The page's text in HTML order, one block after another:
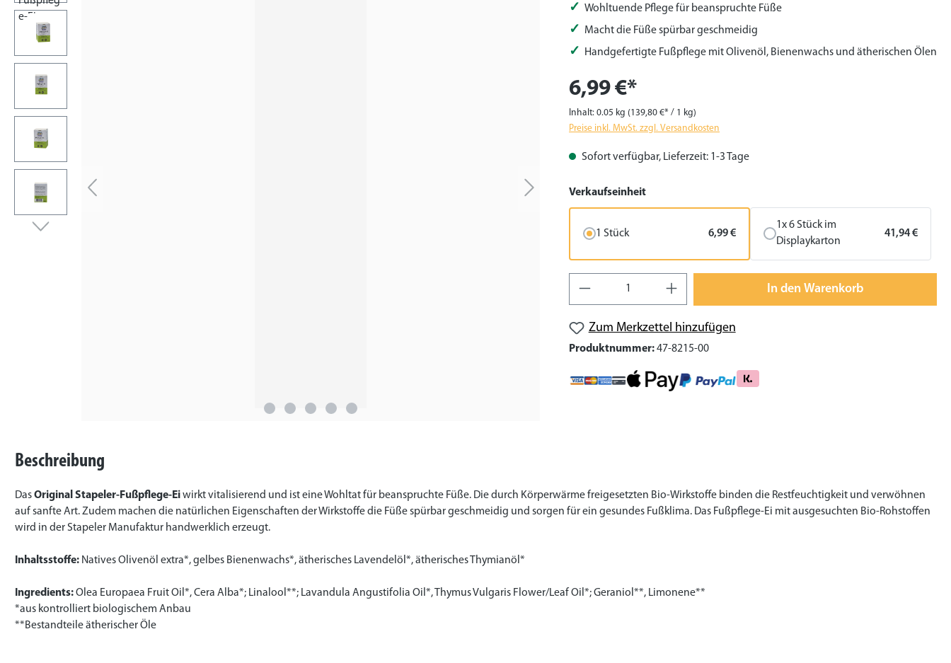
Wohltuende Pflege für beanspruchte Füße
Macht die Füße spürbar geschmeidig
Handgefertigte Fußpflege mit Olivenöl, Bienenwachs und ätherischen Ölen
6,99 €*
Inhalt: 0.05 kg (139,80 €* / 1 kg)
Preise inkl. MwSt. zzgl. Versandkosten
Sofort verfügbar, Lieferzeit: 1-3 Tage
Verkaufseinheitauswählen
1 Stück 6,99 €
1x 6 Stück im
Displaykarton
41,94 €
Produkt Anzahl: Gib den gewünschten Wert
In den Warenkorb
Zum Merkzettel hinzufügen
Produktnummer:47-8215-00
Beschreibung
DasOriginal Stapeler-Fußpflege-Eiwirkt vitalisierend und ist eine Wohltat für beanspruchte Füße. Die durch Körperwärme freigesetzten Bio-Wirkstoffe binden die Restfeuchtigkeit und verwöhnen
auf sanfte Art. Zudem machen die natürlichen Eigenschaften der Wirkstoffe die Füße spürbar geschmeidig und sorgen für ein gesundes Fußklima. Das Fußpflege-Ei mit ausgesuchten Bio-Rohstoffen
wird in der Stapeler Manufaktur handwerklich erzeugt.
Inhaltsstoffe: Natives Olivenöl extra*, gelbes Bienenwachs*, ätherisches Lavendelöl*, ätherisches Thymianöl*
Ingredients:Olea Europaea Fruit Oil*, Cera Alba*; Linalool**; Lavandula Angustifolia Oil*, Thymus Vulgaris Flower/Leaf Oil*; Geraniol**, Limonene**
*aus kontrolliert biologischem Anbau
**Bestandteile ätherischer Öle